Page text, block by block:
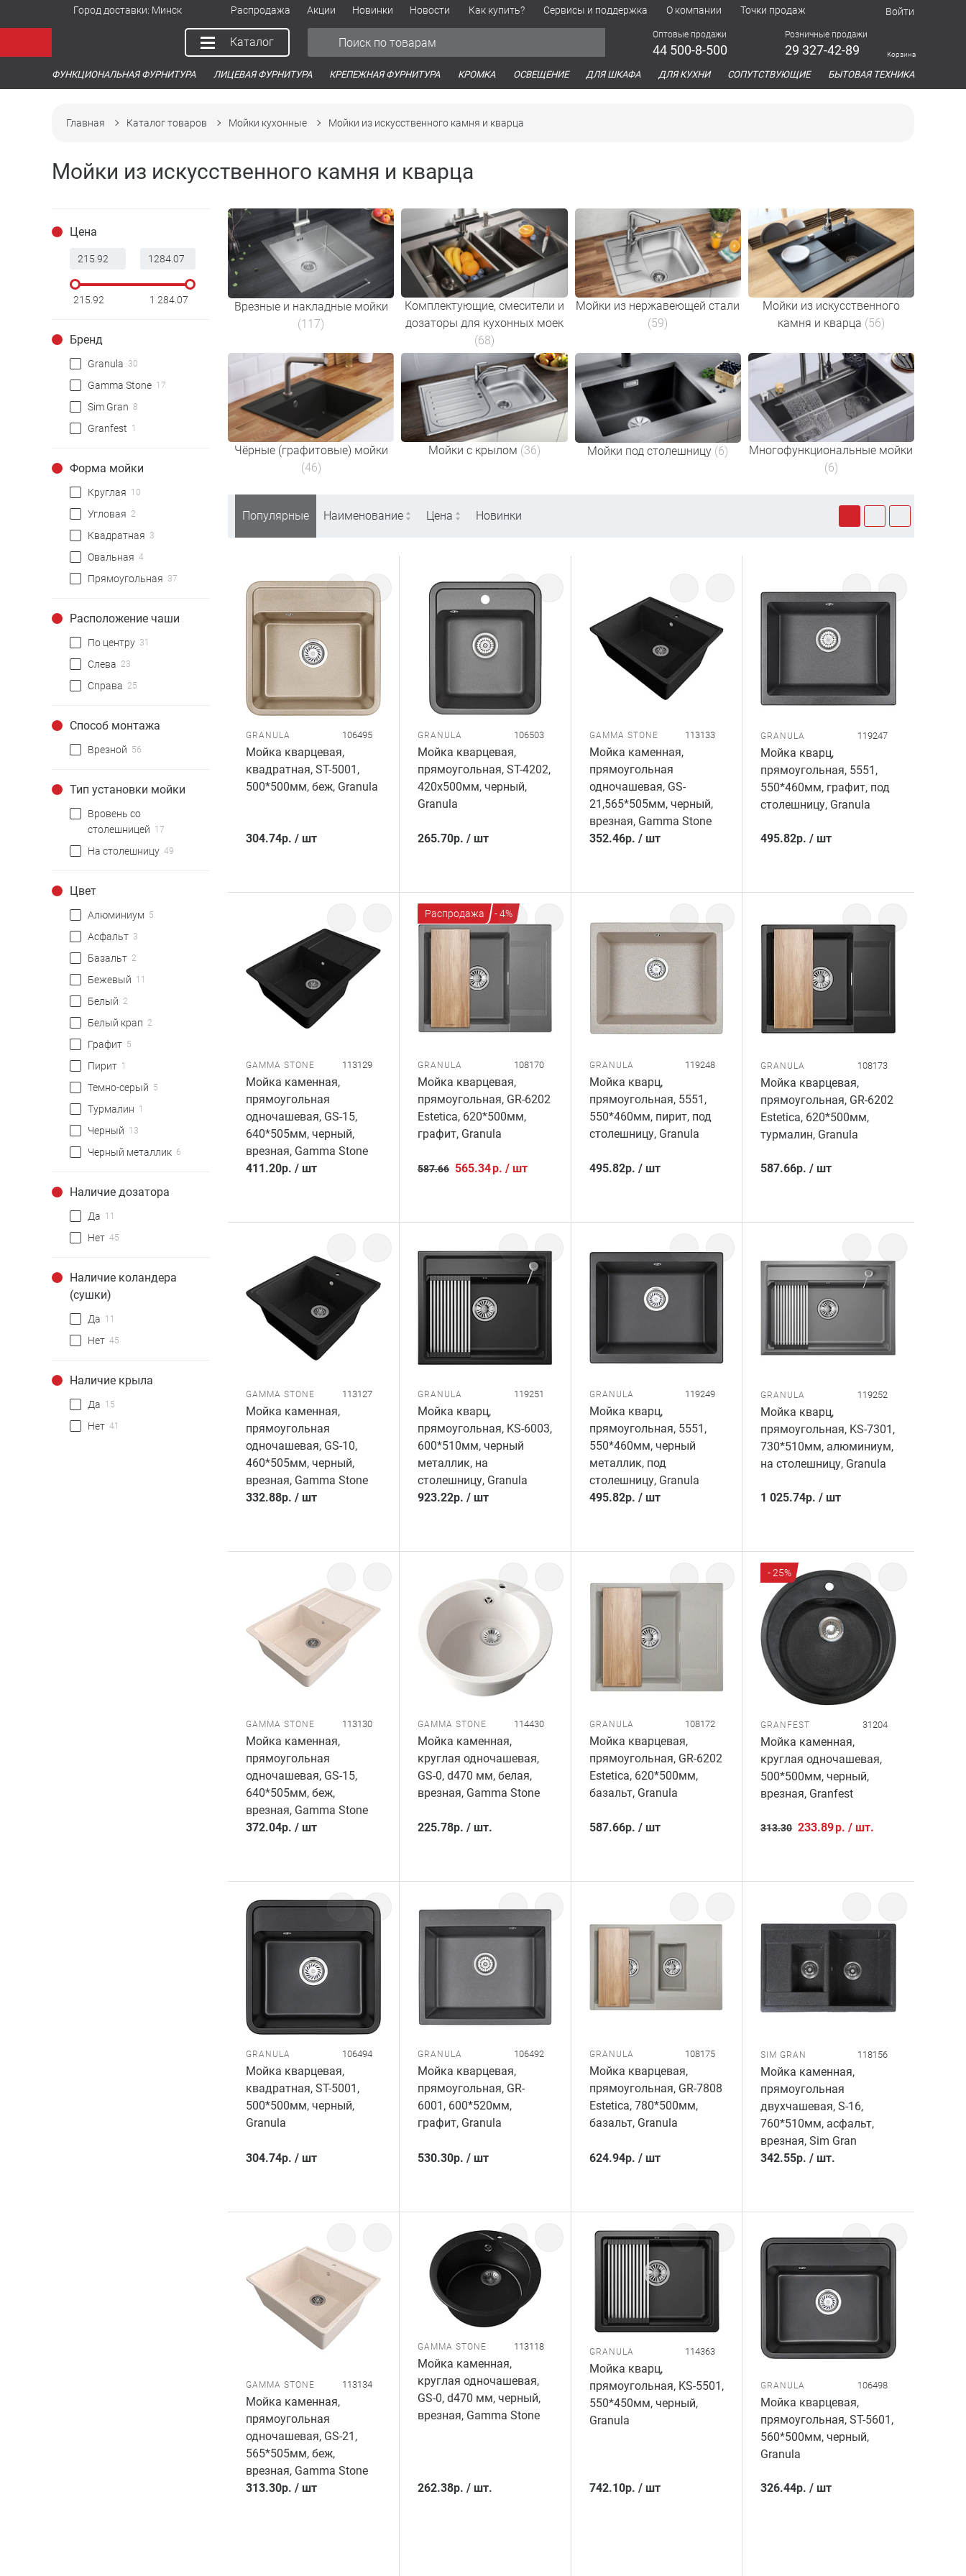
Город доставки: Минск Распродажа Акции Новинки Новости Как купить? Сервисы и поддержка О компании Точки продаж Войти
Каталог
Оптовые продажи
44 500-8-500
Розничные продажи
29 327-42-89 Корзина
ФУНКЦИОНАЛЬНАЯ ФУРНИТУРА ЛИЦЕВАЯ ФУРНИТУРА КРЕПЕЖНАЯ ФУРНИТУРА КРОМКА ОСВЕЩЕНИЕ ДЛЯ ШКАФА ДЛЯ КУХНИ СОПУТСТВУЮЩИЕ БЫТОВАЯ ТЕХНИКА
Главная Каталог товаров Мойки кухонные Мойки из искусственного камня и кварца
Мойки из искусственного камня и кварца
Цена
215.92 1 284.07
Бренд
Granula 30
Gamma Stone 17
Sim Gran 8
Granfest 1
Форма мойки
Круглая 10
Угловая 2
Квадратная 3
Овальная 4
Прямоугольная 37
Расположение чаши
По центру 31
Слева 23
Справа 25
Способ монтажа
Врезной 56
Тип установки мойки
Вровень со
столешницей 17
На столешницу 49
Цвет
Алюминиум 5
Асфальт 3
Базальт 2
Бежевый 11
Белый 2
Белый крап 2
Графит 5
Пирит 1
Темно-серый 5
Турмалин 1
Черный 13
Черный металлик 6
Наличие дозатора
Да 11
Нет 45
Наличие коландера
(сушки)
Да 11
Нет 45
Наличие крыла
Да 15
Нет 41
Врезные и накладные мойки
(117)
Комплектующие, смесители и
дозаторы для кухонных моек
(68)
Мойки из нержавеющей стали
(59)
Мойки из искусственного
камня и кварца (56)
Чёрные (графитовые) мойки
(46)
Мойки с крылом (36) Мойки под столешницу (6)
Многофункциональные мойки
(6)
Популярные Наименование Цена Новинки
GRANULA 106495
Мойка кварцевая,
квадратная, ST-5001,
500*500мм, беж, Granula
304.74р. / шт
GRANULA 106503
Мойка кварцевая,
прямоугольная, ST-4202,
420x500мм, черный,
Granula
265.70р. / шт
GAMMA STONE 113133
Мойка каменная,
прямоугольная
одночашевая, GS-
21,565*505мм, черный,
врезная, Gamma Stone
352.46р. / шт
GRANULA 119247
Мойка кварц,
прямоугольная, 5551,
550*460мм, графит, под
столешницу, Granula
495.82р. /шт
GAMMA STONE 113129
Мойка каменная,
прямоугольная
одночашевая, GS-15,
640*505мм, черный,
врезная, Gamma Stone
411.20р. / шт
Распродажа - 4%
GRANULA 108170
Мойка кварцевая,
прямоугольная, GR-6202
Estetica, 620*500мм,
графит, Granula
587.66 565.34р. / шт
GRANULA 119248
Мойка кварц,
прямоугольная, 5551,
550*460мм, пирит, под
столешницу, Granula
495.82р. / шт
GRANULA 108173
Мойка кварцевая,
прямоугольная, GR-6202
Estetica, 620*500мм,
турмалин, Granula
587.66р. /шт
GAMMA STONE 113127
Мойка каменная,
прямоугольная
одночашевая, GS-10,
460*505мм, черный,
врезная, Gamma Stone
332.88р. / шт
GRANULA 119251
Мойка кварц,
прямоугольная, KS-6003,
600*510мм, черный
металлик, на
столешницу, Granula
923.22р. / шт
GRANULA 119249
Мойка кварц,
прямоугольная, 5551,
550*460мм, черный
металлик, под
столешницу, Granula
495.82р. / шт
GRANULA 119252
Мойка кварц,
прямоугольная, KS-7301,
730*510мм, алюминиум,
на столешницу, Granula
1 025.74р. /шт
GAMMA STONE 113130
Мойка каменная,
прямоугольная
одночашевая, GS-15,
640*505мм, беж,
врезная, Gamma Stone
372.04р. / шт
GAMMA STONE 114430
Мойка каменная,
круглая одночашевая,
GS-0, d470 мм, белая,
врезная, Gamma Stone
225.78р. / шт.
GRANULA 108172
Мойка кварцевая,
прямоугольная, GR-6202
Estetica, 620*500мм,
базальт, Granula
587.66р. / шт
- 25%
GRANFEST 31204
Мойка каменная,
круглая одночашевая,
500*500мм, черный,
врезная, Granfest
313.30 233.89р. /шт.
GRANULA 106494
Мойка кварцевая,
квадратная, ST-5001,
500*500мм, черный,
Granula
304.74р. / шт
GRANULA 106492
Мойка кварцевая,
прямоугольная, GR-
6001, 600*520мм,
графит, Granula
530.30р. / шт
GRANULA 108175
Мойка кварцевая,
прямоугольная, GR-7808
Estetica, 780*500мм,
базальт, Granula
624.94р. / шт
SIM GRAN 118156
Мойка каменная,
прямоугольная
двухчашевая, S-16,
760*510мм, асфальт,
врезная, Sim Gran
342.55р. /шт.
GAMMA STONE 113134
Мойка каменная,
прямоугольная
одночашевая, GS-21,
565*505мм, беж,
врезная, Gamma Stone
313.30р. / шт
GAMMA STONE 113118
Мойка каменная,
круглая одночашевая,
GS-0, d470 мм, черный,
врезная, Gamma Stone
262.38р. / шт.
GRANULA 114363
Мойка кварц,
прямоугольная, KS-5501,
550*450мм, черный,
Granula
742.10р. / шт
GRANULA 106498
Мойка кварцевая,
прямоугольная, ST-5601,
560*500мм, черный,
Granula
326.44р. /шт